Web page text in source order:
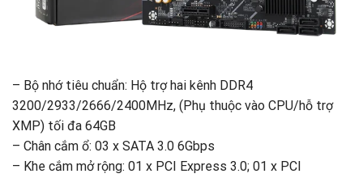
– Bộ nhớ tiêu chuẩn: Hộ trợ hai kênh DDR4
3200/2933/2666/2400MHz, (Phụ thuộc vào CPU/hỗ trợ
XMP) tối đa 64GB
– Chân cắm ổ: 03 x SATA 3.0 6Gbps
– Khe cắm mở rộng: 01 x PCI Express 3.0; 01 x PCI